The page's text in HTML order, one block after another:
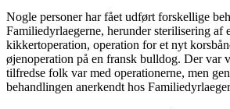
Nogle personer har fået udført forskellige
Familiedyrlaegerne, herunder sterilisering af
kikkertoperation, operation for et nyt
øjenoperation på en fransk bulldog. Der var
tilfredse folk var med operationerne, men
behandlingen anerkendt hos